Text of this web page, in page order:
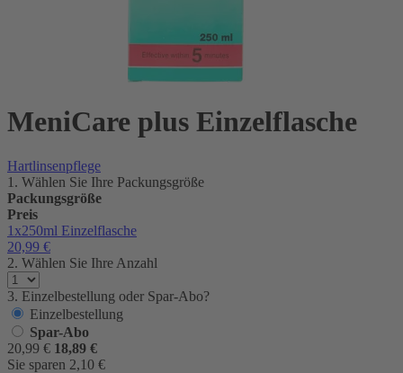
MeniCare plus Einzelflasche
Hartlinsenpflege
1. Wählen Sie Ihre Packungsgröße
Packungsgröße
Preis
1x250ml Einzelflasche
20,99 €
2. Wählen Sie Ihre Anzahl
3. Einzelbestellung oder Spar-Abo?
Einzelbestellung
Spar-Abo
20,99 € 18,89 €
Sie sparen 2,10 €